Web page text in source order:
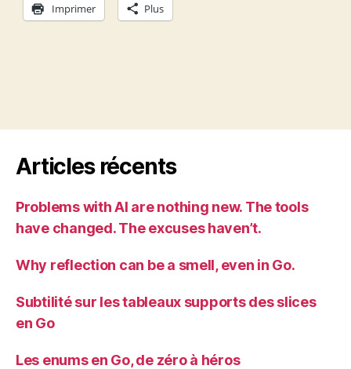
Imprimer Plus
Articles récents
Problems with AI are nothing new. The tools
have changed. The excuses haven’t.
Why reflection can be a smell, even in Go.
Subtilité sur les tableaux supports des slices
en Go
Les enums en Go, de zéro à héros